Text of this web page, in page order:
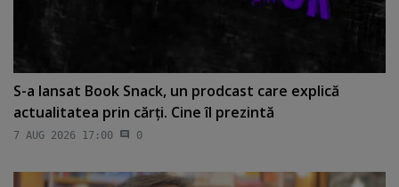
S-a lansat Book Snack, un prodcast care explică
actualitatea prin cărţi. Cine îl prezintă
7 AUG 2026 17:00 0